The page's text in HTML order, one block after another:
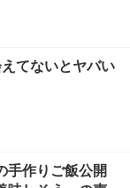
てないとヤバい
手作りご飯公開